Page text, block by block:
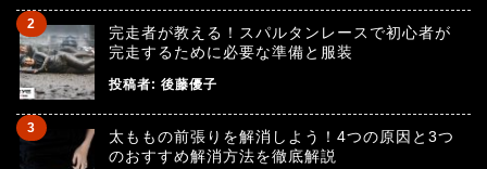
完走者が教える！スパルタンレースで初心者が
完走するために必要な準備と服装
投稿者: 後藤優子
太ももの前張りを解消しよう！4つの原因と3つ
のおすすめ解消方法を徹底解説